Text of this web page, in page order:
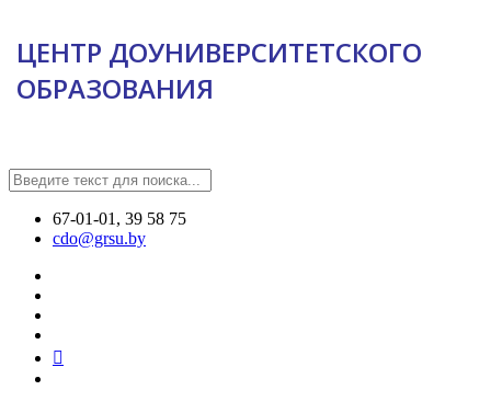
ЦЕНТР ДОУНИВЕРСИТЕТСКОГО
ОБРАЗОВАНИЯ
67-01-01, 39 58 75
cdo@grsu.by